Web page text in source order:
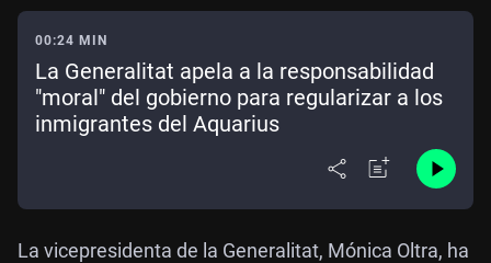
00:24 MIN
La Generalitat apela a la responsabilidad
"moral" del gobierno para regularizar a los
inmigrantes del Aquarius
La vicepresidenta de la Generalitat, Mónica Oltra, ha